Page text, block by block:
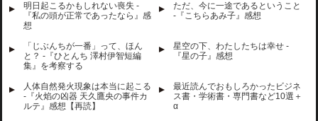
明日起こるかもしれない喪失 -
『私の頭が正常であったなら』感
想
ただ、今に一途であるということ
-『こちらあみ子』感想
「じぶんちが一番」って、ほん
と？ -『ひとんち 澤村伊智短編
集』を考察する
星空の下、わたしたちは幸せ -
『星の子』感想
人体自然発火現象は本当に起こる
-『火焰の凶器 天久鷹央の事件カ
ルテ』感想【再読】
最近読んでおもしろかったビジネ
ス書・学術書・専門書など10選＋
α